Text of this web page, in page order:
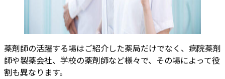
薬剤師の活躍する場はご紹介した薬局だけでなく、病院薬剤
師や製薬会社、学校の薬剤師など様々で、その場によって役
割も異なります。